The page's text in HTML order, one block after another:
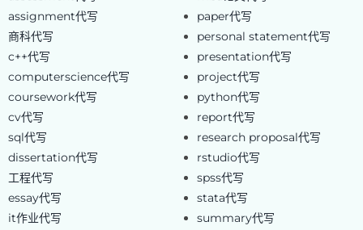
assignment代写
商科代写
c++代写
computerscience代写
coursework代写
cv代写
sql代写
dissertation代写
工程代写
essay代写
it作业代写
paper代写
personal statement代写
presentation代写
project代写
python代写
report代写
research proposal代写
rstudio代写
spss代写
stata代写
summary代写